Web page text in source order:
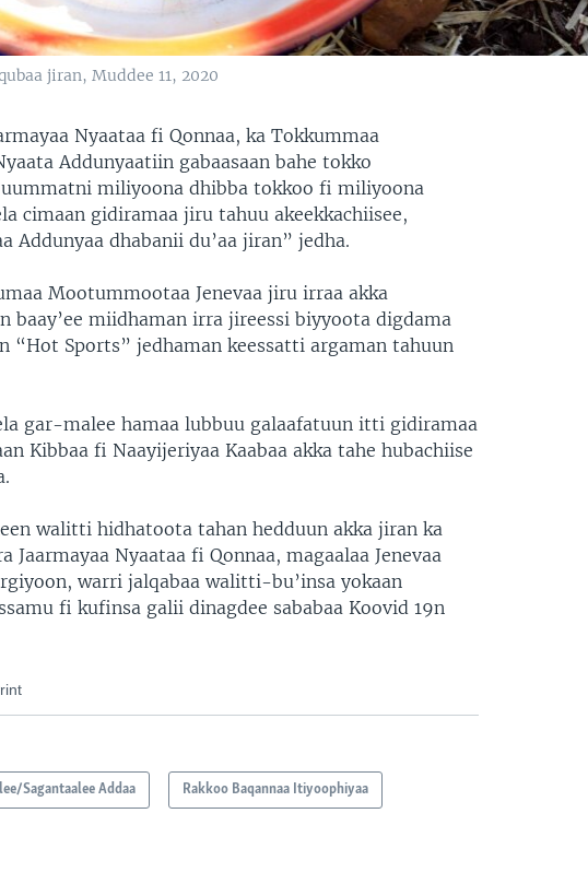
jiran, Muddee 11, 2020
Nyaataa fi Qonnaa, ka Tokkummaa
Addunyaatiin gabaasaan bahe tokko
miliyoona dhibba tokkoo fi miliyoona
cimaan gidiramaa jiru tahuu akeekkachiisee,
Addunyaa dhabanii du’aa jiran” jedha.
Mootummootaa Jenevaa jiru irraa akka
baay’ee miidhaman irra jireessi biyyoota digdama
“Hot Sports” jedhaman keessatti argaman tahuun
gar-malee hamaa lubbuu galaafatuun itti gidiramaa
Kibbaa fi Naayijeriyaa Kaabaa akka tahe hubachiise
walitti hidhatoota tahan hedduun akka jiran ka
Nyaataa fi Qonnaa, magaalaa Jenevaa
warri jalqabaa walitti-bu’insa yokaan
fi kufinsa galii dinagdee sababaa Koovid 19n
Sagantaalee Addaa Rakkoo Baqannaa Itiyoophiyaa